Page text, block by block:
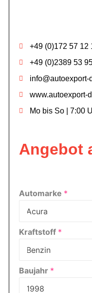
+49 (0)172 57 12
+49 (0)2389 53
www.autoexport-
Mo bis So | 7:00
Angebot
Automarke *
Kraftstoff *
Baujahr *